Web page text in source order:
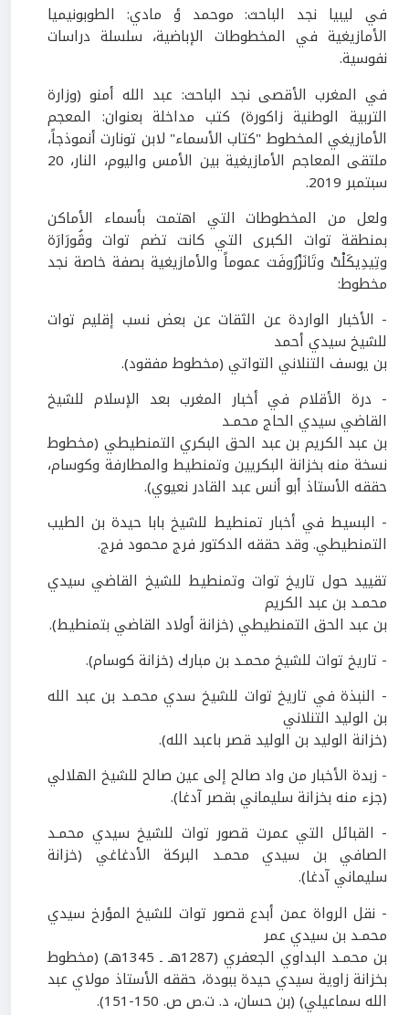
في ليبيا نجد الباحث: موحمد ؤ مادي: الطوبونيميا
الأمازيغية في المخطوطات الإباضية، سلسلة دراسات
نفوسية.
في المغرب الأقصى نجد الباحث: عبد الله أمنو (وزارة
التربية الوطنية زاكورة) كتب مداخلة بعنوان: المعجم
الأمازيغي المخطوط "كتاب الأسماء" لابن تونارت أنموذجاً،
ملتقى المعاجم الأمازيغية بين الأمس واليوم، النار، 20
سبتمبر 2019
.
ولعل من المخطوطات التي اهتمت بأسماء الأماكن
بمنطقة توات الكبرى التي كانت تضم توات وڤُورَارَة
وتِيدِيكَلْتْ وتَانَزْرُوفَت عموماً والأمازيغية بصفة خاصة نجد
مخطوط:
- الأخبار الواردة عن الثقات عن بعض نسب إقليم توات
للشيخ سيدي أحمد
بن يوسف التنلاني التواتي (مخطوط مفقود).
- درة الأقلام في أخبار المغرب بعد الإسلام للشيخ
القاضي سيدي الحاج محمـد
بن عبد الكريم بن عبد الحق البكري التمنطيطي (مخطوط
نسخة منه بخزانة البكريين وتمنطيط والمطارفة وكوسام،
حققه الأستاذ أبو أنس عبد القادر نعيوي).
- البسيط في أخبار تمنطيط للشيخ بابا حيدة بن الطيب
التمنطيطي. وقد حققه الدكتور فرج محمود فرج.
تقييد حول تاريخ توات وتمنطيط للشيخ القاضي سيدي
محمـد بن عبد الكريم
بن عبد الحق التمنطيطي (خزانة أولاد القاضي بتمنطيط).
- تاريخ توات للشيخ محمـد بن مبارك (خزانة كوسام).
- النبذة في تاريخ توات للشيخ سدي محمـد بن عبد الله
بن الوليد التنلاني
(خزانة الوليد بن الوليد قصر باعبد الله).
- زبدة الأخبار من واد صالح إلى عين صالح للشيخ الهلالي
(جزء منه بخزانة سليماني بقصر آدغا).
- القبائل التي عمرت قصور توات للشيخ سيدي محمـد
الصافي بن سيدي محمـد البركة الأدغاغي (خزانة
سليماني آدغا).
- نقل الرواة عمن أبدع قصور توات للشيخ المؤرخ سيدي
محمـد بن سيدي عمر
بن محمـد البداوي الجعفري (1287هـ ـ 1345هـ) (مخطوط
بخزانة زاوية سيدي حيدة ببودة، حققه الأستاذ مولاي عبد
الله سماعيلي) (بن حسان، د. ت.ص ص. 150-151
).